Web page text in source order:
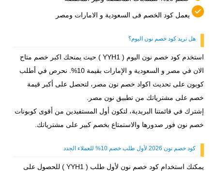
يعمل كود الخصم فى السعودية و الامارات ومصر
هل تريد كود خصم نون اليوم؟
استخدم كود خصم نون اليوم ( YYH1 ) حيث يمنحك اكبر خصم متاح
الان في مصر و السعودية و الإمارات بقيمة 10%. نحرص في أطلب
كوبون على تحديث اكواد خصم نون مصر، لتحصل على أكبر قيمة
خصم على مشترياتك من تطبيق نون مصر.
إشترك في قائمتنا البريدية، لتكون أول المستفيدين من أقوى كوبونات
خصم نون فور صدورها والاستمتاع بخصم كبير على مشترياتك.
كود خصم نون 2026 لأول طلب خصم 10% للعملاء الجدد
يمكنك استخدام كود خصم نون لأول طلب ( YYH1 ) للحصول على